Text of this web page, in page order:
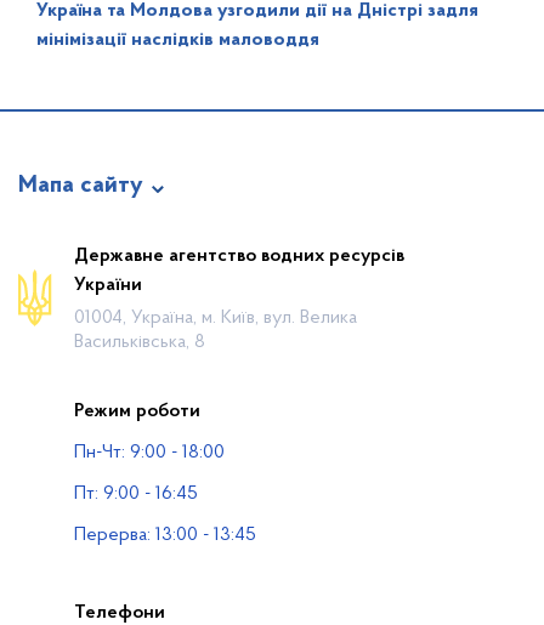
Україна та Молдова узгодили дії на Дністрі задля
мінімізації наслідків маловоддя
Мапа сайту
Про відомство
Діяльність
Громадянам
Публічна інформація
Водогосподарські організації
Державне агентство водних ресурсів
України
01004, Україна, м. Київ, вул. Велика
Васильківська, 8
Режим роботи
Пн-Чт: 9:00 - 18:00
Пт: 9:00 - 16:45
Перерва: 13:00 - 13:45
Телефони